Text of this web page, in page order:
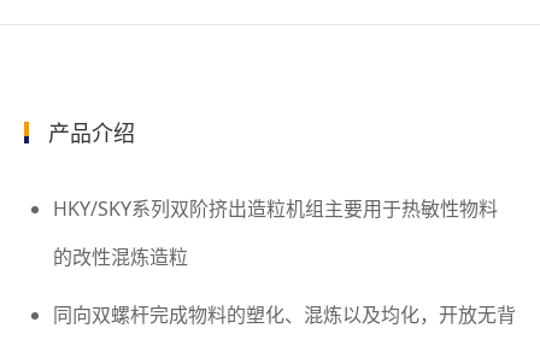
产品介绍
HKY/SKY系列双阶挤出造粒机组主要用于热敏性物料
的改性混炼造粒
同向双螺杆完成物料的塑化、混炼以及均化，开放无背